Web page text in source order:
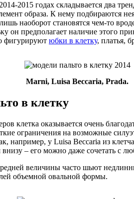
2015 годах складывается два
образа. К нему подбираются
наоборот становятся чем-то
он предполагает наличие этого
фигурируют юбки в клетку, платья,
Marni, Luisa Beccaria, Prada.
в клетку
клетка оказывается очень
ограничения на возможные
например, у Luisa Beccaria из
– его можно даже сочетать с
величины часто шьют
объемной овальной формы.